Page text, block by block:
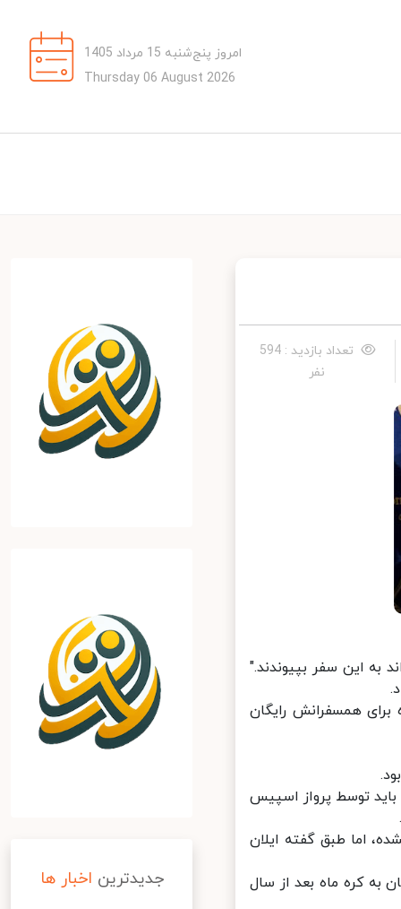
امروز پنج‌شنبه 15 مرداد 1405
Thursday 06 August 2026
تعداد بازدید : 594
نفر
این سفر بپیوندند."
همسفرانش رایگان
باید توسط پرواز اسپیس
اما طبق گفته ایلان
انسان به کره ماه بعد از سال جدیدترین اخبار ها